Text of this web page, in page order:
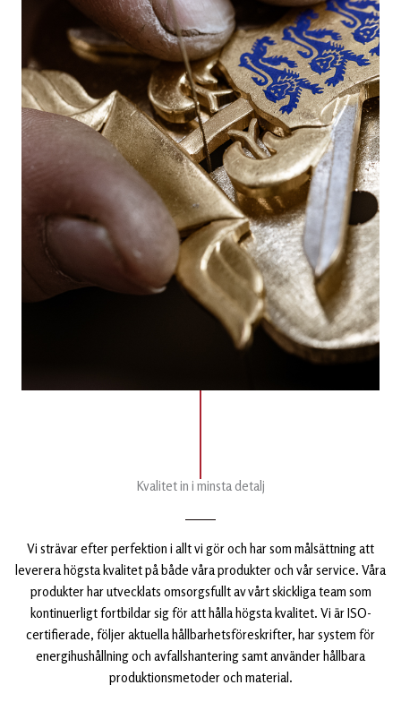
Kvalitet in i minsta detalj
Vi strävar efter perfektion i allt vi gör och har som målsättning att
leverera högsta kvalitet på både våra produkter och vår service. Våra
produkter har utvecklats omsorgsfullt av vårt skickliga team som
kontinuerligt fortbildar sig för att hålla högsta kvalitet. Vi är ISO-
certifierade, följer aktuella hållbarhetsföreskrifter, har system för
energihushållning och avfallshantering samt använder hållbara
produktionsmetoder och material.